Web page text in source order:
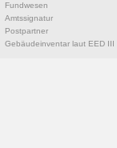
Fundwesen
Amtssignatur
Postpartner
Gebäudeinventar laut EED III